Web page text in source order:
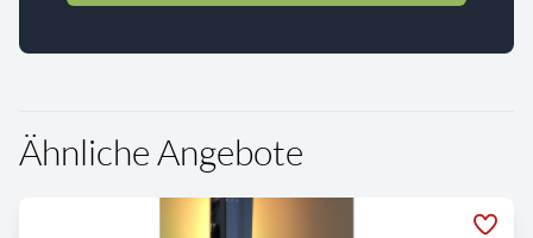
Ähnliche Angebote